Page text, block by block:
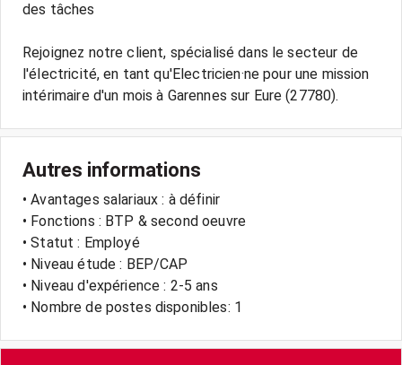
des tâches
Rejoignez notre client, spécialisé dans le secteur de
l'électricité, en tant qu'Electricien·ne pour une mission
Autres informations
• Avantages salariaux : à définir
• Fonctions : BTP & second oeuvre
• Statut : Employé
• Niveau étude : BEP/CAP
• Niveau d'expérience : 2-5 ans
• Nombre de postes disponibles: 1